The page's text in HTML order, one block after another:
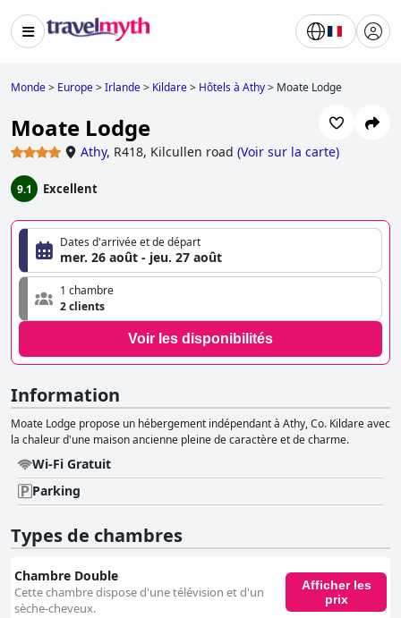
Monde> Europe>Irlande> Kildare> Hôtels à Athy> Moate Lodge
Moate Lodge
Athy, R418, Kilcullen road (Voir sur la carte)
9.1 Excellent
Dates d'arrivée et de départ
mer. 26 août - jeu. 27 août
1 chambre
2 clients
Voir les disponibilités
Information
Moate Lodge propose un hébergement indépendant à Athy, Co. Kildare avec
la chaleur d'une maison ancienne pleine de caractère et de charme.
Wi-Fi Gratuit
Parking
Types de chambres
Chambre Double
Cette chambre dispose d'une télévision et d'un
sèche-cheveux.
Afficher les
prix